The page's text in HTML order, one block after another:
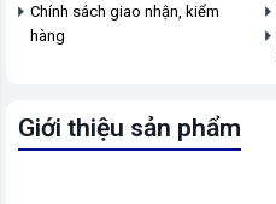
Chính sách giao nhận, kiểm
hàng
Giới thiệu sản phẩm